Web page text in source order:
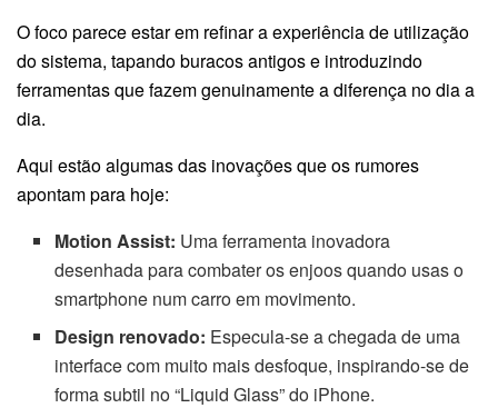
O foco parece estar em refinar a experiência de utilização
do sistema, tapando buracos antigos e introduzindo
ferramentas que fazem genuinamente a diferença no dia a
dia.
Aqui estão algumas das inovações que os rumores
apontam para hoje:
Motion Assist: Uma ferramenta inovadora
desenhada para combater os enjoos quando usas o
smartphone num carro em movimento.
Design renovado: Especula-se a chegada de uma
interface com muito mais desfoque, inspirando-se de
forma subtil no “Liquid Glass” do iPhone.